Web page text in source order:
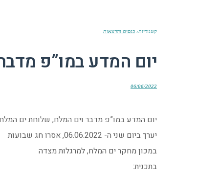
קטגוריות: כנסים והרצאות
יום המדע במו”פ
06/06/2022
יום המדע במו”פ מדבר וים המלח, שלוחת ים
יערך ביום שני ה- 06.06.2022, אסרו חג שבועות
במכון מחקר ים המלח, למרגלות מצדה
בתכנית: